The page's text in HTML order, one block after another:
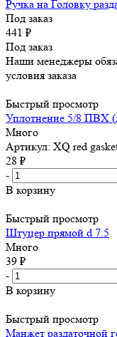
Ручка на Головку
Под заказ
441 ₽
Под заказ
Наши менеджеры
условия заказа
Быстрый просмотр
Уплотнение 5/8 ПВХ
Много
Артикул: XQ red
28 ₽
-
В корзину
Быстрый просмотр
Штуцер прямой d 7.5
Много
39 ₽
-
В корзину
Быстрый просмотр
Манжет раздаточной